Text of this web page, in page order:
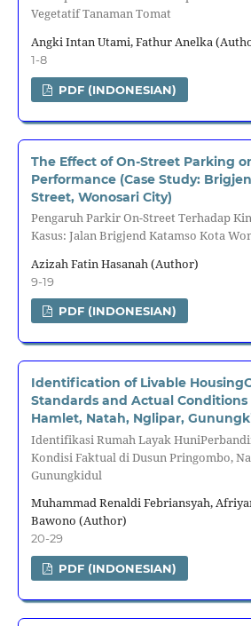
Vegetatif Tanaman Tomat
Angki Intan Utami, Fathur Anelka
1-8
PDF (INDONESIAN)
The Effect of On-Street Parking
Performance (Case Study:
Street, Wonosari City)
Pengaruh Parkir On-Street Terhadap
Kasus: Jalan Brigjend Katamso Kota
Azizah Fatin Hasanah (Author)
9-19
PDF (INDONESIAN)
Identification of Livable
Standards and Actual
Hamlet, Natah, Nglipar,
Identifikasi Rumah Layak
Kondisi Faktual di Dusun Pringombo,
Gunungkidul
Muhammad Renaldi Febriansyah,
Bawono (Author)
20-29
PDF (INDONESIAN)